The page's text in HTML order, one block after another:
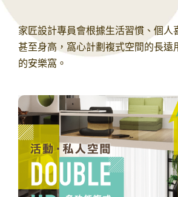
家匠設計專員會根據生活習慣、個人
甚至身高，窩心計劃複式空間的長遠
的安樂窩。